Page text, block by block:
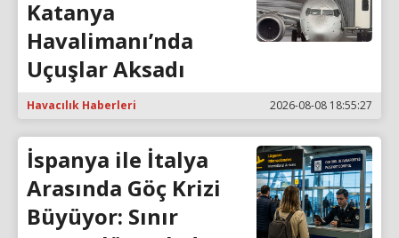
Katanya
Havalimanı’nda
Uçuşlar Aksadı
Havacılık Haberleri 2026-08-08 18:55:27
İspanya ile İtalya
Arasında Göç Krizi
Büyüyor: Sınır